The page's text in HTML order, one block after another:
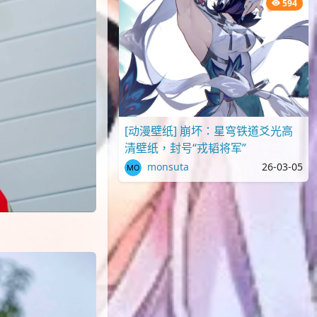
594
[动漫壁纸] 崩坏：星穹铁道爻光高
清壁纸，封号“戎韬将军”
monsuta 26-03-05